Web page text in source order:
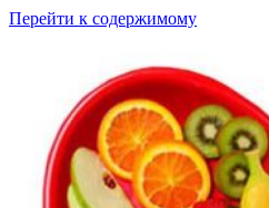
Перейти к содержимому